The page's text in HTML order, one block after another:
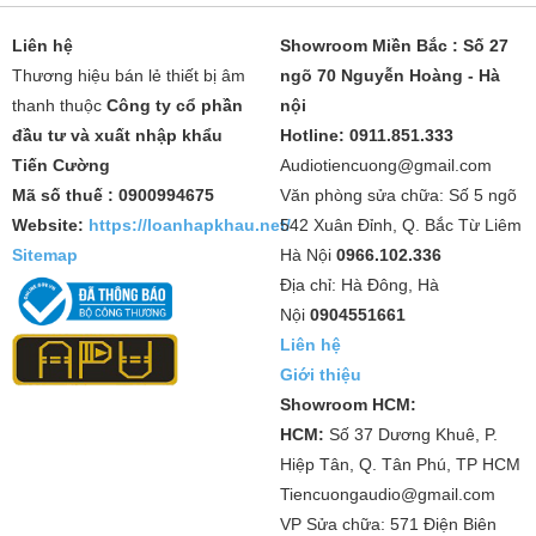
Liên hệ
Thương hiệu bán lẻ thiết bị âm
thanh thuộc Công ty cổ phần
đầu tư và xuất nhập khẩu
Tiến Cường
Mã số thuế : 0900994675
Website: https://loanhapkhau.net/
Sitemap
Showroom Miền Bắc : Số 27
ngõ 70 Nguyễn Hoàng - Hà
nội
Hotline: 0911.851.333
Audiotiencuong@gmail.com
Văn phòng sửa chữa: Số 5 ngõ
542 Xuân Đỉnh, Q. Bắc Từ Liêm
Hà Nội 0966.102.336
Địa chỉ: Hà Đông, Hà
Nội 0904551661
Liên hệ
Giới thiệu
Showroom HCM:
HCM: Số 37 Dương Khuê, P.
Hiệp Tân, Q. Tân Phú, TP HCM
Tiencuongaudio@gmail.com
VP Sửa chữa: 571 Điện Biên